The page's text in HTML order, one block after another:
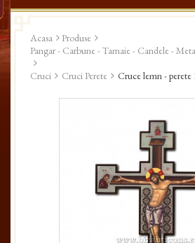
Acasa
Produse
Pangar - Carbune - Tamaie - Candele -
Cruci
Cruci Perete Cruce lemn - perete